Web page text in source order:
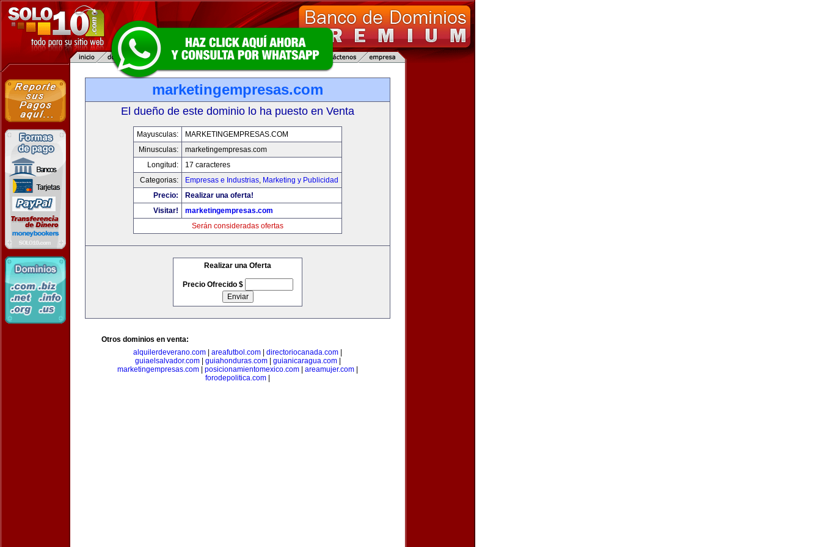
marketingempresas.com
El dueño de este dominio lo ha puesto en Venta
Mayusculas:
MARKETINGEMPRESAS.COM
Minusculas:
marketingempresas.com
Longitud:
17 caracteres
Categorias:
Empresas e Industrias, Marketing y Publicidad
Precio:
Realizar una oferta!
Visitar!
marketingempresas.com
Serán consideradas ofertas
Realizar una Oferta
Precio Ofrecido $
Otros dominios en venta:
alquilerdeverano.com
areafutbol.com directoriocanada.com
guiaelsalvador.com| guiahonduras.com| guianicaragua.com|
marketingempresas.com
posicionamientomexico.com areamujer.com
forodepolitica.com